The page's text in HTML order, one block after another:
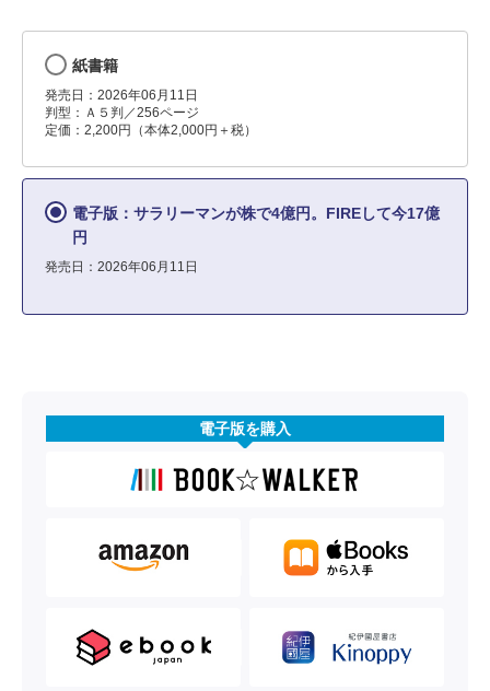
紙書籍
発売日：2026年06月11日
判型：Ａ５判／256ページ
定価：2,200円（本体2,000円＋税）
電子版：サラリーマンが株で4億円。FIREして今17億
円
発売日：2026年06月11日
電子版を購入